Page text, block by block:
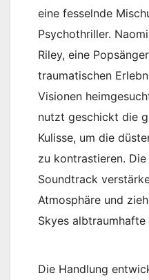
eine fesselnde
Psychothriller.
Riley, eine
traumatischen
Visionen
nutzt geschickt die
Kulisse, um die
zu kontrastieren.
Soundtrack
Atmosphäre und
Skyes albtraumhafte
Die Handlung